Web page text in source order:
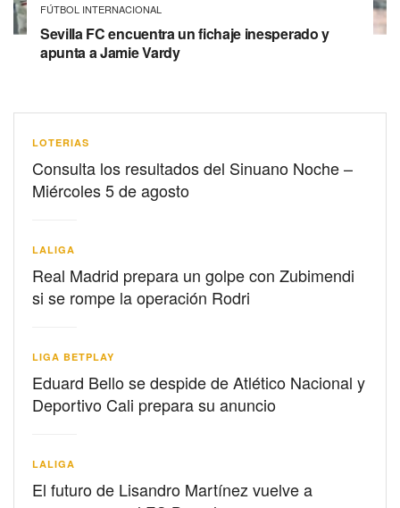
FÚTBOL INTERNACIONAL
Sevilla FC encuentra un fichaje inesperado y
apunta a Jamie Vardy
LOTERIAS
Consulta los resultados del Sinuano Noche –
Miércoles 5 de agosto
LALIGA
Real Madrid prepara un golpe con Zubimendi
si se rompe la operación Rodri
LIGA BETPLAY
Eduard Bello se despide de Atlético Nacional y
Deportivo Cali prepara su anuncio
LALIGA
El futuro de Lisandro Martínez vuelve a